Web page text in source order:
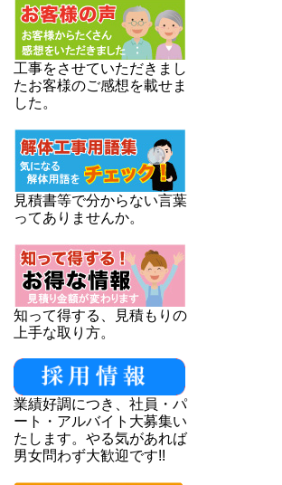
工事をさせていただきまし
たお客様のご感想を載せま
した。
見積書等で分からない言葉
ってありませんか。
知って得する、見積もりの
上手な取り方。
業績好調につき、社員・パ
ート・アルバイト大募集い
たします。やる気があれば
男女問わず大歓迎です!!